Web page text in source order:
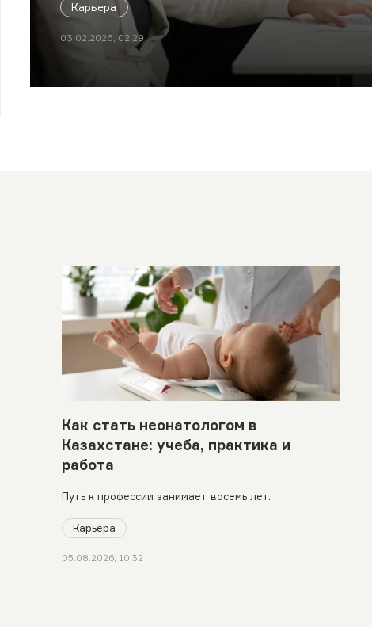
Карьера
03.02.2026, 02:29
Как стать неонатологом в
Казахстане: учеба, практика и
работа
Путь к профессии занимает восемь лет.
Карьера
05.08.2026, 10:32